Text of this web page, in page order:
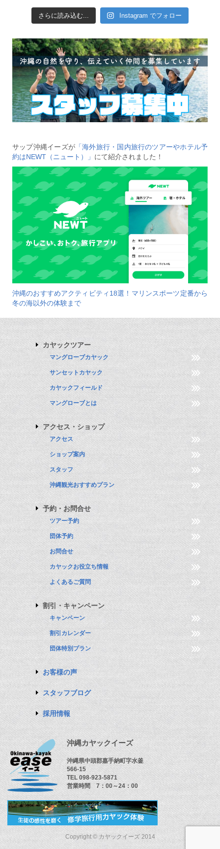
さらに読み込む... Instagram でフォロー
サップ沖縄イーズが 「海外旅行・国内旅行のツアーやホテル予
約はNEWT（ニュート）」 にて紹介されました！
沖縄のおすすめアクティビティ18選！マリンスポーツ定番から
冬の海以外の体験まで
カヤックツアー
マングローブカヤック
サンセットカヤック
カヤックフィールド
マングローブとは
アクセス・ショップ
アクセス
ショップ案内
スタッフ
沖縄観光おすすめプラン
予約・お問合せ
ツアー予約
団体予約
お問合せ
カヤックお役立ち情報
よくあるご質問
割引・キャンペーン
キャンペーン
割引カレンダー
団体特別プラン
お客様の声
スタッフブログ
採用情報
沖縄カヤックイーズ
沖縄県中頭郡嘉手納町字水釜
566-15
TEL 098-923-5871
営業時間 7：00～24：00
Copyright © カヤックイーズ 2014